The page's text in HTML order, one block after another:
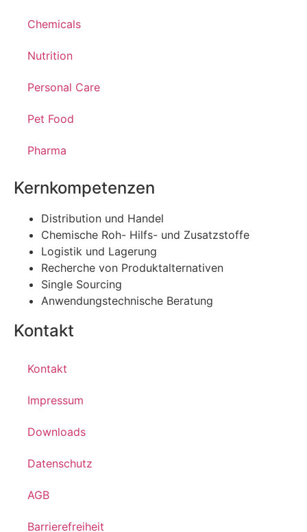
Chemicals
Nutrition
Personal Care
Pet Food
Pharma
Kernkompetenzen
Distribution und Handel
Chemische Roh- Hilfs- und Zusatzstoffe
Logistik und Lagerung
Recherche von Produktalternativen
Single Sourcing
Anwendungstechnische Beratung
Kontakt
Kontakt
Impressum
Downloads
Datenschutz
AGB
Barrierefreiheit